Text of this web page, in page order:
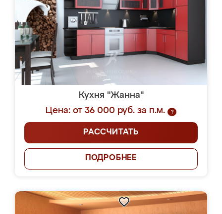
Кухня "Жанна"
Цена: от 36 000 руб. за п.м.
?
РАССЧИТАТЬ
ПОДРОБНЕЕ